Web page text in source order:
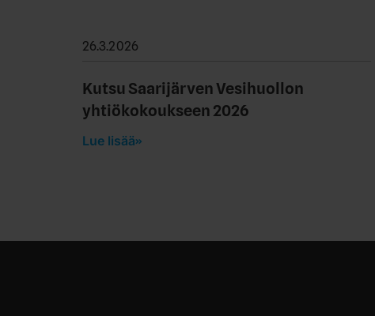
26.3.2026
Kutsu Saarijärven Vesihuollon
yhtiökokoukseen 2026
Lue lisää